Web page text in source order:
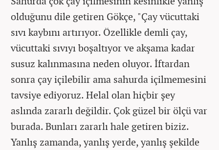
olduğunu dile getiren Gökçe, "Çay vücuttaki
sıvı kaybını artırıyor. Özellikle demli çay,
vücuttaki sıvıyı boşaltıyor ve akşama kadar
susuz kalınmasına neden oluyor. İftardan
sonra çay içilebilir ama sahurda içilmemesini
tavsiye ediyoruz. Helal olan hiçbir şey
aslında zararlı değildir. Çok güzel bir ölçü var
burada. Bunları zararlı hale getiren biziz.
Yanlış zamanda, yanlış yerde, yanlış şekilde